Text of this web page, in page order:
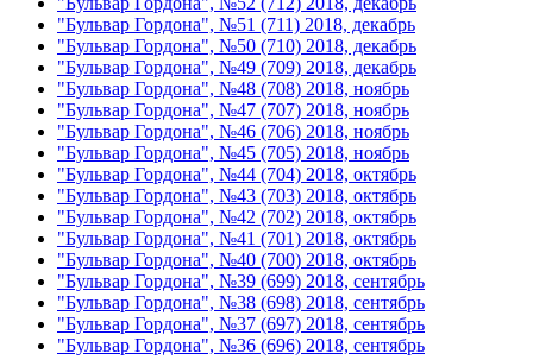
"Бульвар Гордона", №51 (711) 2018, декабрь
"Бульвар Гордона", №50 (710) 2018, декабрь
"Бульвар Гордона", №49 (709) 2018, декабрь
"Бульвар Гордона", №48 (708) 2018, ноябрь
"Бульвар Гордона", №47 (707) 2018, ноябрь
"Бульвар Гордона", №46 (706) 2018, ноябрь
"Бульвар Гордона", №45 (705) 2018, ноябрь
"Бульвар Гордона", №44 (704) 2018, октябрь
"Бульвар Гордона", №43 (703) 2018, октябрь
"Бульвар Гордона", №42 (702) 2018, октябрь
"Бульвар Гордона", №41 (701) 2018, октябрь
"Бульвар Гордона", №40 (700) 2018, октябрь
"Бульвар Гордона", №39 (699) 2018, сентябрь
"Бульвар Гордона", №38 (698) 2018, сентябрь
"Бульвар Гордона", №37 (697) 2018, сентябрь
"Бульвар Гордона", №36 (696) 2018, сентябрь